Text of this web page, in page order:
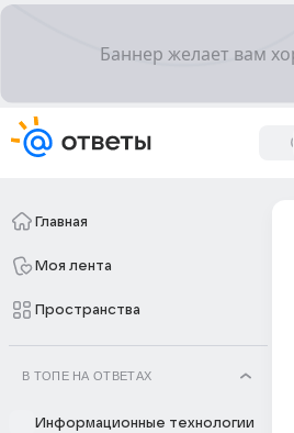
Главная
Моя лента
Пространства
В ТОПЕ НА ОТВЕТАХ
Информационные технологии